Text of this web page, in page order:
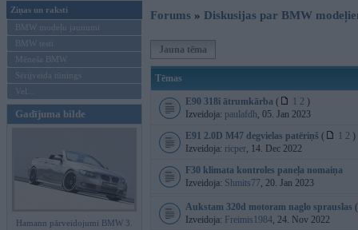
Ziņas un raksti
BMW modeļu jaunumi
BMW testi
Mēneša BMW
Sērijveida tūnings
Vel...
Gadījuma bilde
Hamann pārveidojumi BMW 3.
Forums » Diskusijas par BMW
Jauna tēma
Tēmas
E90 318i ātrumkārba ( 1 2 )
Izveidoja: paulafdh, 05. Jan 2023
E91 2.0D M47 degvielas patēriņš ( 1 2 )
Izveidoja: ricper, 14. Dec 2022
F30 klimata kontroles paneļa nomaiņa
Izveidoja: Shmits77, 20. Jan 2023
Aukstam 320d motoram naglo sprauslas (
Izveidoja: Freimis1984, 24. Nov 2022